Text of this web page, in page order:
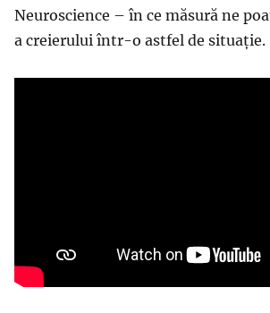
Neuroscience – în ce măsură ne
a creierului într-o astfel de situație.